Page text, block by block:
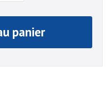
panier